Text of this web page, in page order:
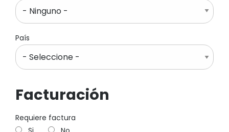
País
Facturación
Requiere factura